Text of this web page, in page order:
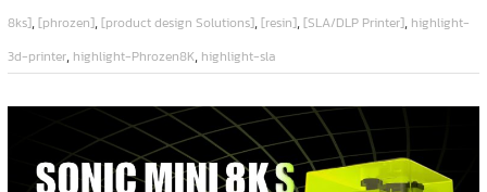
8ks],[phrozen],[product design Solutions],[resin],[SLA/DLP Printer], highlight-
3d-printer, highlight-Phrozen8K, highlight-sla